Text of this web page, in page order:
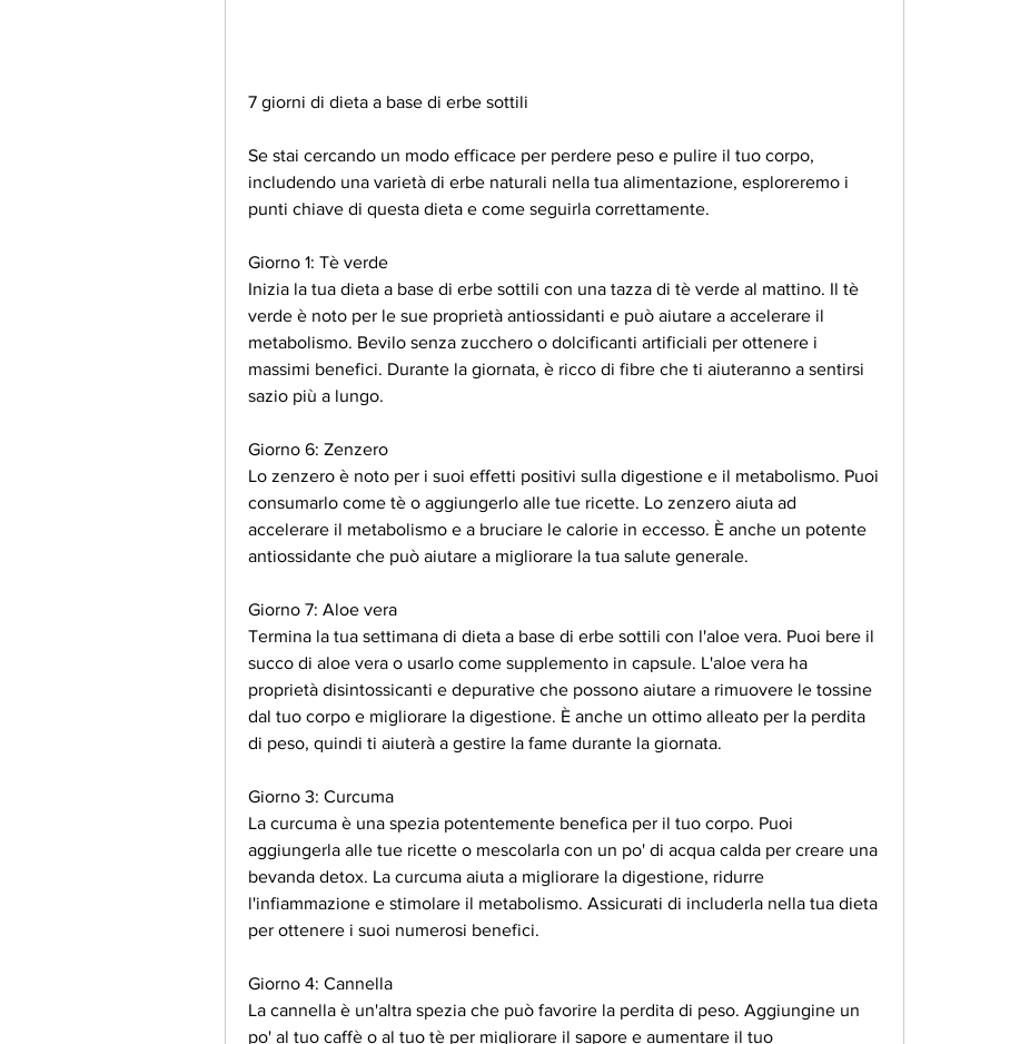
7 giorni di dieta a base di erbe sottili
Se stai cercando un modo efficace per perdere peso e pulire il tuo corpo,
includendo una varietà di erbe naturali nella tua alimentazione, esploreremo i
punti chiave di questa dieta e come seguirla correttamente.
Giorno 1: Tè verde
Inizia la tua dieta a base di erbe sottili con una tazza di tè verde al mattino. Il tè
verde è noto per le sue proprietà antiossidanti e può aiutare a accelerare il
metabolismo. Bevilo senza zucchero o dolcificanti artificiali per ottenere i
massimi benefici. Durante la giornata, è ricco di fibre che ti aiuteranno a sentirsi
sazio più a lungo.
Giorno 6: Zenzero
Lo zenzero è noto per i suoi effetti positivi sulla digestione e il metabolismo. Puoi
consumarlo come tè o aggiungerlo alle tue ricette. Lo zenzero aiuta ad
accelerare il metabolismo e a bruciare le calorie in eccesso. È anche un potente
antiossidante che può aiutare a migliorare la tua salute generale.
Giorno 7: Aloe vera
Termina la tua settimana di dieta a base di erbe sottili con l'aloe vera. Puoi bere il
succo di aloe vera o usarlo come supplemento in capsule. L'aloe vera ha
proprietà disintossicanti e depurative che possono aiutare a rimuovere le tossine
dal tuo corpo e migliorare la digestione. È anche un ottimo alleato per la perdita
di peso, quindi ti aiuterà a gestire la fame durante la giornata.
Giorno 3: Curcuma
La curcuma è una spezia potentemente benefica per il tuo corpo. Puoi
aggiungerla alle tue ricette o mescolarla con un po' di acqua calda per creare una
bevanda detox. La curcuma aiuta a migliorare la digestione, ridurre
l'infiammazione e stimolare il metabolismo. Assicurati di includerla nella tua dieta
per ottenere i suoi numerosi benefici.
Giorno 4: Cannella
La cannella è un'altra spezia che può favorire la perdita di peso. Aggiungine un
po' al tuo caffè o al tuo tè per migliorare il sapore e aumentare il tuo